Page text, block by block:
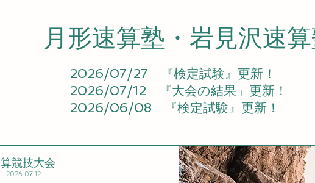
月形速算塾・岩見沢速
2026/07/27 『検定試験』更新！
2026/07/12 『大会の結果」更新！
2026/06/08 『検定試験』更新！
競技大会
2026.07.12